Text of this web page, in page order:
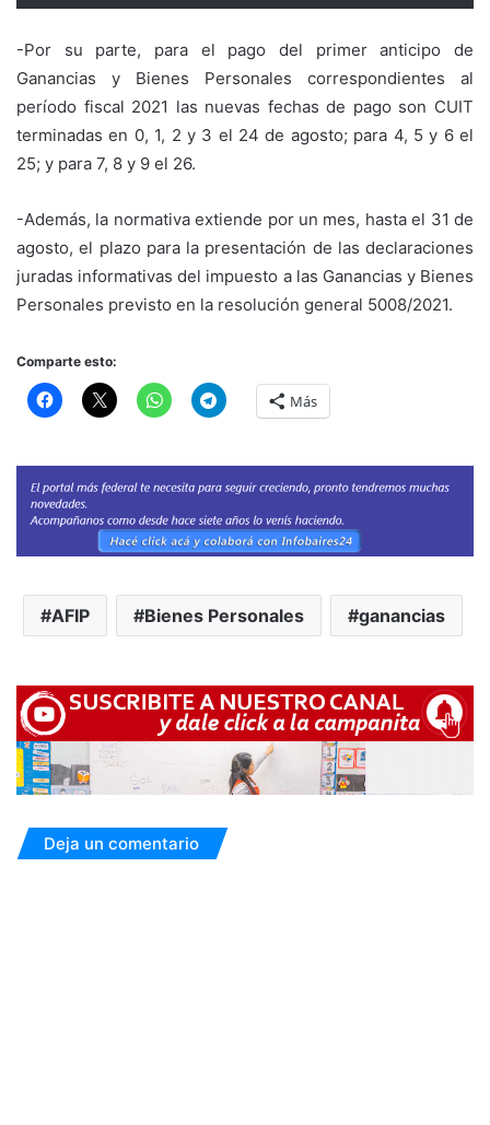
-Por su parte, para el pago del primer anticipo de
Ganancias y Bienes Personales correspondientes al
período fiscal 2021 las nuevas fechas de pago son CUIT
terminadas en 0, 1, 2 y 3 el 24 de agosto; para 4, 5 y 6 el
25; y para 7, 8 y 9 el 26.
-Además, la normativa extiende por un mes, hasta el 31 de
agosto, el plazo para la presentación de las declaraciones
juradas informativas del impuesto a las Ganancias y Bienes
Personales previsto en la resolución general 5008/2021.
Comparte esto:
Más
AFIP Bienes Personales ganancias
Deja un comentario